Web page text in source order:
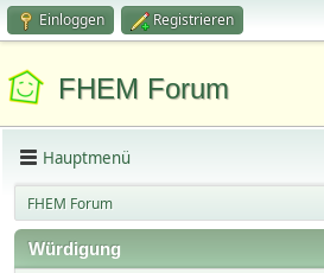
Einloggen Registrieren
FHEM Forum
Hauptmenü
FHEM Forum
Würdigung